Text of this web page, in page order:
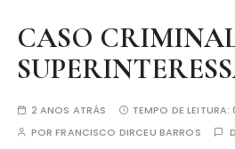
CASO
2 ANOS ATRÁS TEMPO DE LEITURA:
PORFRANCISCO DIRCEU BARROS